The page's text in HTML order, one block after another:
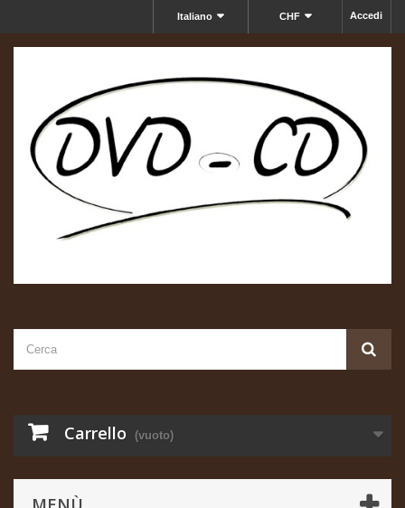
Accedi
CHF
Italiano
Carrello (vuoto)